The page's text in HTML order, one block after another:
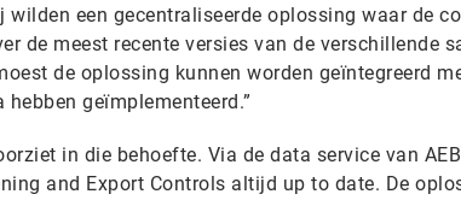
wilden een gecentraliseerde oplossing waar de
de meest recente versies van de verschillende
de oplossing kunnen worden geïntegreerd
geïmplementeerd.”
in die behoefte. Via de data service van
and Export Controls altijd up to date. De